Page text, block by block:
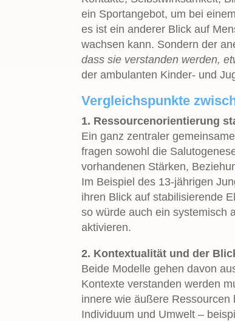
ein Sportangebot, um bei
es ist ein anderer Blick auf
wachsen kann. Sondern der
dass sie verstanden werden,
der ambulanten Kinder- und
Vergleichspunkte
1. Ressourcenorientierung
Ein ganz zentraler
fragen sowohl die
vorhandenen Stärken,
Im Beispiel des 13-jährigen
ihren Blick auf stabilisierende
so würde auch ein systemisch
aktivieren.
2. Kontextualität und der
Beide Modelle gehen davon
Kontexte verstanden werden
innere wie äußere
Individuum und Umwelt –